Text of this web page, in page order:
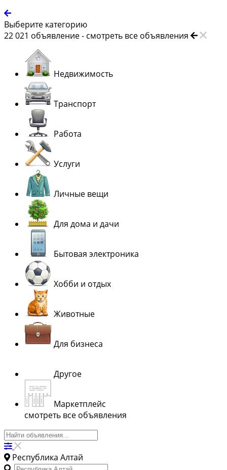
Выберите категорию
22 021 объявление - смотреть все объявления
Недвижимость
Транспорт
Работа
Услуги
Личные вещи
Для дома и дачи
Бытовая электроника
Хобби и отдых
Животные
Для бизнеса
Другое
Маркетплейс
смотреть все объявления
Республика Алтай